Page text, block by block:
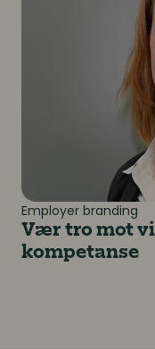
Employer branding
Vær tro mot
kompetanse